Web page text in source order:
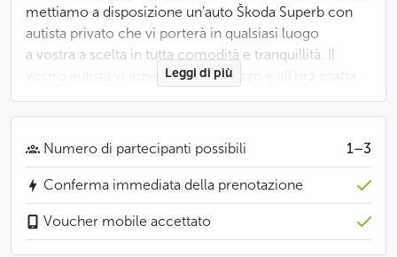
mettiamo a disposizione un’auto Škoda Superb con
autista privato che vi porterà in qualsiasi luogo
a vostra a scelta in tutta comodità e tranquillità. Il
vostro autista vi aspetterà all’indirizzo e all’ora esatta
dell’appuntamento.
Buono a sapersi
Potete prenotare il vostro transfert fino a 9 ore
prima.
Leggi di più
Meno
Numero di partecipanti possibili 1–3
Conferma immediata della prenotazione
Voucher mobile accettato